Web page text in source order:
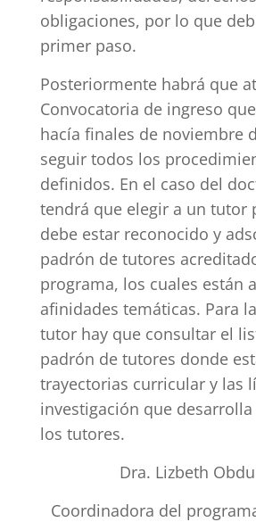
obligaciones, por lo que
primer paso.
Posteriormente habrá que
Convocatoria de ingreso
hacía finales de noviembre
seguir todos los
definidos. En el caso del
tendrá que elegir a un tutor
debe estar reconocido y
padrón de tutores
programa, los cuales están
afinidades temáticas. Para
tutor hay que consultar el
padrón de tutores donde
trayectorias curricular y las
investigación que
los tutores.
Dra. Lizbeth
Coordinadora del